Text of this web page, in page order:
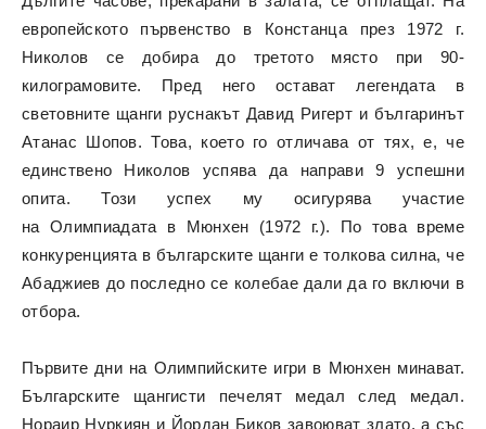
европейското първенство в Констанца през 1972 г.
Николов се добира до третото място при 90-
килограмовите. Пред него остават легендата в
световните щанги руснакът Давид Ригерт и българинът
Атанас Шопов. Това, което го отличава от тях, е, че
единствено Николов успява да направи 9 успешни
опита. Този успех му осигурява участие
на Олимпиадата в Мюнхен (1972 г.). По това време
конкуренцията в българските щанги е толкова силна, че
Абаджиев до последно се колебае дали да го включи в
отбора.
Първите дни на Олимпийските игри в Мюнхен минават.
Българските щангисти печелят медал след медал.
Нораир Нуркиян и Йордан Биков завоюват злато, а със